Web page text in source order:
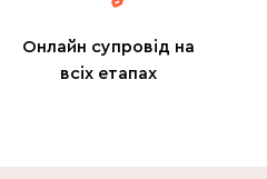
Онлайн супровід на
всіх етапах